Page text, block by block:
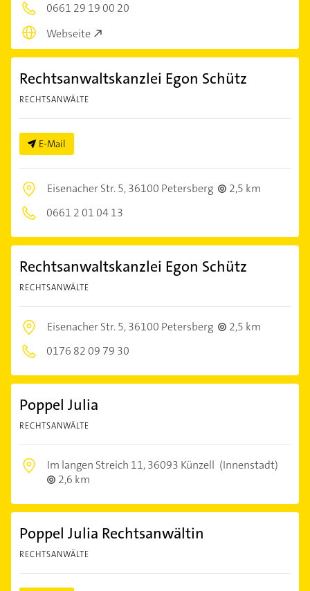
0661 29 19 00 20
Webseite
Rechtsanwaltskanzlei Egon Schütz
RECHTSANWÄLTE
E-Mail
Eisenacher Str. 5,36100 Petersberg
2,5 km
0661 2 01 04 13
Rechtsanwaltskanzlei Egon Schütz
RECHTSANWÄLTE
Eisenacher Str. 5,36100 Petersberg
2,5 km
0176 82 09 79 30
Poppel Julia
RECHTSANWÄLTE
Im langen Streich 11,36093 Künzell (Innenstadt)
2,6 km
Poppel Julia Rechtsanwältin
RECHTSANWÄLTE